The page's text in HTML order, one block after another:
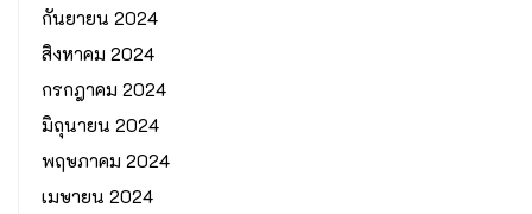
กันยายน 2024
สิงหาคม 2024
กรกฎาคม 2024
มิถุนายน 2024
พฤษภาคม 2024
เมษายน 2024